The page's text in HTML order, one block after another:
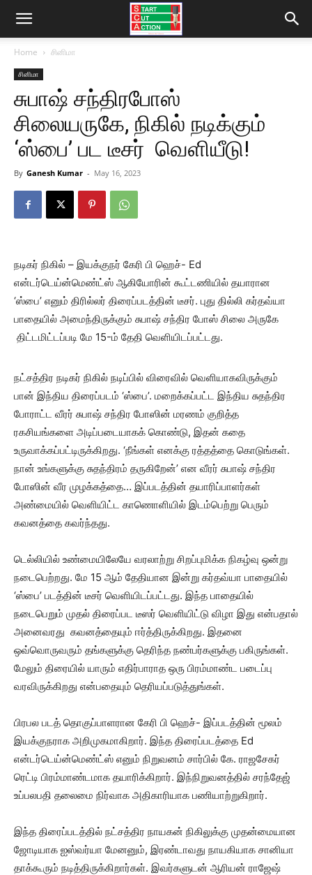
Home சினிமா
சினிமா
சுபாஷ் சந்திரபோஸ்
சிலையருகே, நிகில் நடிக்கும்
‘ஸ்பை’ பட டீசர் வெளியீடு!
By Ganesh Kumar - May 16, 2023
நடிகர் நிகில் – இயக்குநர் கேரி பி ஹெச்- Ed
என்டர்டெய்ன்மெண்ட்ஸ் ஆகியோரின் கூட்டணியில் தயாரான
‘ஸ்பை’ எனும் திரில்லர் திரைப்படத்தின் டீசர். புது தில்லி கர்தவ்யா
பாதையில் அமைந்திருக்கும் சுபாஷ் சந்திர போஸ் சிலை அருகே
திட்டமிட்டப்படி மே 15-ம் தேதி வெளியிடப்பட்டது.
நட்சத்திர நடிகர் நிகில் நடிப்பில் விரைவில் வெளியாகவிருக்கும்
பான் இந்திய திரைப்படம் ‘ஸ்பை’. மறைக்கப்பட்ட இந்திய சுதந்திர
போராட்ட வீரர் சுபாஷ் சந்திர போஸின் மரணம் குறித்த
ரகசியங்களை அடிப்படையாகக் கொண்டு, இதன் கதை
உருவாக்கப்பட்டிருக்கிறது. ‘நீங்கள் எனக்கு ரத்தத்தை கொடுங்கள்.
நான் உங்களுக்கு சுதந்திரம் தருகிறேன்’ என வீரர் சுபாஷ் சந்திர
போஸின் வீர முழக்கத்தை… இப்படத்தின் தயாரிப்பாளர்கள்
அண்மையில் வெளியிட்ட காணொளியில் இடம்பெற்று பெரும்
கவனத்தை கவர்ந்தது.
டெல்லியில் உண்மையிலேயே வரலாற்று சிறப்புமிக்க நிகழ்வு ஒன்று
நடைபெற்றது. மே 15 ஆம் தேதியான இன்று கர்தவ்யா பாதையில்
‘ஸ்பை’ படத்தின் டீசர் வெளியிடப்பட்டது. இந்த பாதையில்
நடைபெறும் முதல் திரைப்பட டீஸர் வெளியிட்டு விழா இது என்பதால்
அனைவரது கவனத்தையும் ஈர்த்திருக்கிறது. இதனை
ஒவ்வொருவரும் தங்களுக்கு தெரிந்த நண்பர்களுக்கு பகிருங்கள்.
மேலும் திரையில் யாரும் எதிர்பாராத ஒரு பிரம்மாண்ட படைப்பு
வரவிருக்கிறது என்பதையும் தெரியப்படுத்துங்கள்.‌
பிரபல படத் தொகுப்பாளரான கேரி பி ஹெச்- இப்படத்தின் மூலம்
இயக்குநராக அறிமுகமாகிறார். இந்த திரைப்படத்தை Ed
என்டர்டெய்ன்மெண்ட்ஸ் எனும் நிறுவனம் சார்பில் கே. ராஜசேகர்
ரெட்டி பிரம்மாண்டமாக தயாரிக்கிறார். இந்நிறுவனத்தில் சரந்தேஜ்
உப்பலபதி தலைமை நிர்வாக அதிகாரியாக பணியாற்றுகிறார்.
இந்த திரைப்படத்தில் நட்சத்திர நாயகன் நிகிலுக்கு முதன்மையான
ஜோடியாக ஐஸ்வர்யா மேனனும், இரண்டாவது நாயகியாக சானியா
தாக்கூரும் நடித்திருக்கிறார்கள். இவர்களுடன் ஆரியன் ராஜேஷ்